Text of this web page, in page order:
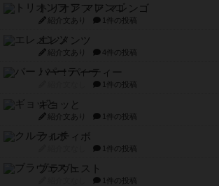
トリオンフ ア マレンゴ
紹介文あり 1件の投稿
エレメンツ
紹介文あり 4件の投稿
バー！パーティー
1件の投稿
ギョッと
紹介文あり 1件の投稿
クルティボ
1件の投稿
ブラヴェスト
1件の投稿